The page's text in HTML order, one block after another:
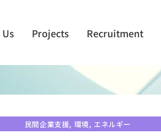
Projects Recruitment
民間企業支援, 環境, エネルギー